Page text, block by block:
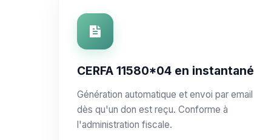
CERFA 11580*04 en instantané
Génération automatique et envoi par email
dès qu'un don est reçu. Conforme à
l'administration fiscale.